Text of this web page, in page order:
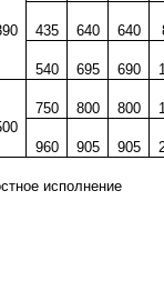
435 640 640
540 695 690
750 800 800
960 905 905
исполнение